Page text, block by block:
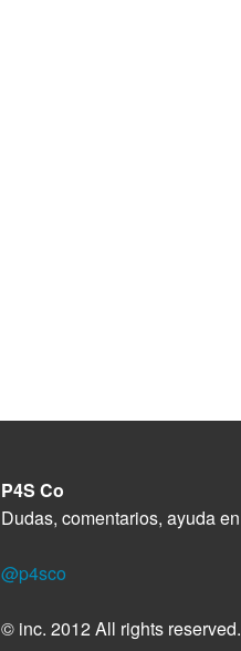
P4S Co
Dudas, comentarios, ayuda en
@p4sco
© inc. 2012 All rights reserved.